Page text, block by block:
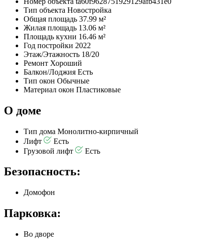
Тип объекта Новостройка
Общая площадь 37.99 м²
Жилая площадь 13.06 м²
Площадь кухни 16.46 м²
Год постройки 2022
Этаж/Этажность 18/20
Ремонт Хороший
Балкон/Лоджия Есть
Тип окон Обычные
Материал окон Пластиковые
О доме
Тип дома Монолитно-кирпичный
Лифт
Есть
Грузовой лифт
Есть
Безопасность:
Домофон
Парковка:
Во дворе